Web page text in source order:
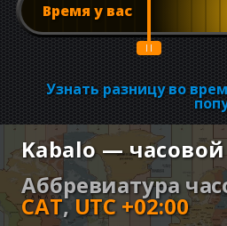
Время у вас
Узнать разницу во
Kabalo —
Аббревиатура
CAT, UTC +02:00